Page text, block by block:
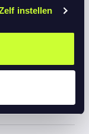
instellen
op het